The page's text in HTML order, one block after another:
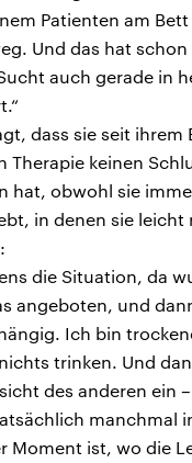
Patienten am Bett
Und das hat
auch gerade in
dass sie seit ihrem
Therapie keinen
hat, obwohl sie
in denen sie leicht
die Situation, da
angeboten, und
Ich bin
trinken. Und
des anderen ein
manchmal
Moment ist, wo die